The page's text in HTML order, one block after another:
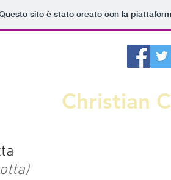
sito è stato creato con la
Christian